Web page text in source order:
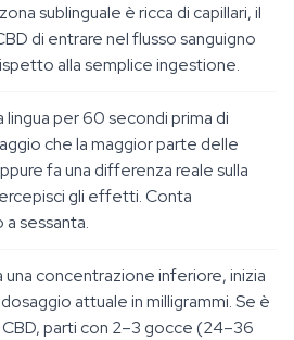
sublinguale è ricca di capillari, il
di entrare nel flusso sanguigno
alla semplice ingestione.
per 60 secondi prima di
che la maggior parte delle
fa una differenza reale sulla
gli effetti. Conta
sessanta.
una concentrazione inferiore, inizia
attuale in milligrammi. Se è
parti con 2–3 gocce (24–36